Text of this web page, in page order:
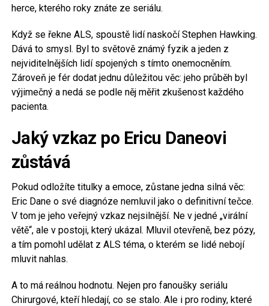
herce, kterého roky znáte ze seriálu.
Když se řekne ALS, spoustě lidí naskočí Stephen Hawking.
Dává to smysl. Byl to světově známý fyzik a jeden z
nejviditelnějších lidí spojených s tímto onemocněním.
Zároveň je fér dodat jednu důležitou věc: jeho průběh byl
výjimečný a nedá se podle něj měřit zkušenost každého
pacienta.
Jaký vzkaz po Ericu Daneovi
zůstává
Pokud odložíte titulky a emoce, zůstane jedna silná věc:
Eric Dane o své diagnóze nemluvil jako o definitivní tečce.
V tom je jeho veřejný vzkaz nejsilnější. Ne v jedné „virální
větě“, ale v postoji, který ukázal. Mluvil otevřeně, bez pózy,
a tím pomohl udělat z ALS téma, o kterém se lidé nebojí
mluvit nahlas.
A to má reálnou hodnotu. Nejen pro fanoušky seriálu
Chirurgové, kteří hledají, co se stalo. Ale i pro rodiny, které